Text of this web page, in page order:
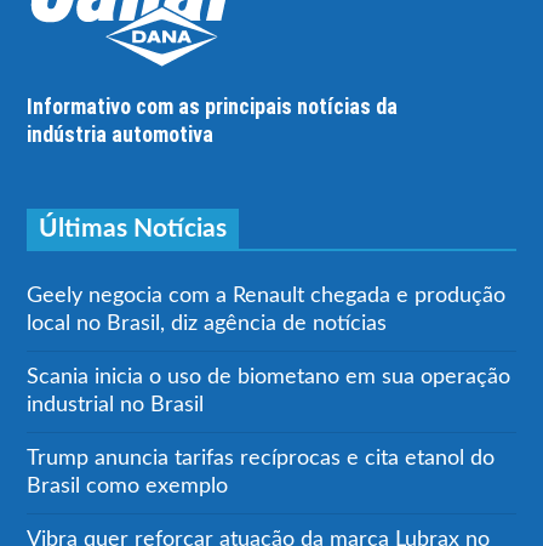
Informativo com as principais notícias da
indústria automotiva
Últimas Notícias
Geely negocia com a Renault chegada e produção
local no Brasil, diz agência de notícias
Scania inicia o uso de biometano em sua operação
industrial no Brasil
Trump anuncia tarifas recíprocas e cita etanol do
Brasil como exemplo
Vibra quer reforçar atuação da marca Lubrax no